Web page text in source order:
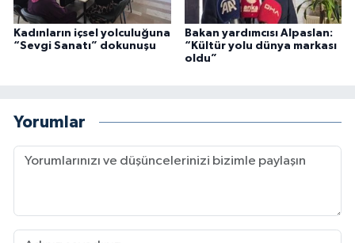
Kadınların içsel yolculuğuna
“Sevgi Sanatı” dokunuşu
Bakan yardımcısı Alpaslan:
“Kültür yolu dünya markası
oldu”
Yorumlar